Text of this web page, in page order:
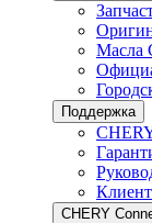
Масла
Поддержка
CHERY